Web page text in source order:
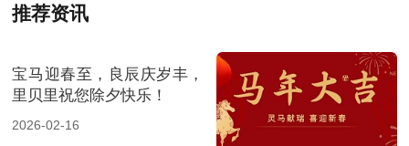
推荐资讯
宝马迎春至，良辰庆岁丰，
里贝里祝您除夕快乐！
2026-02-16